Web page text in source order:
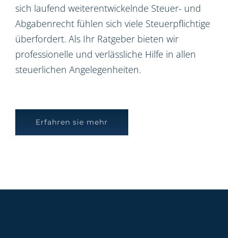
sich laufend weiterentwickelnde Steuer- und
Abgabenrecht fühlen sich viele Steuerpflichtige
überfordert. Als Ihr Ratgeber bieten wir
professionelle und verlässliche Hilfe in allen
steuerlichen Angelegenheiten.
Erfahren sie mehr